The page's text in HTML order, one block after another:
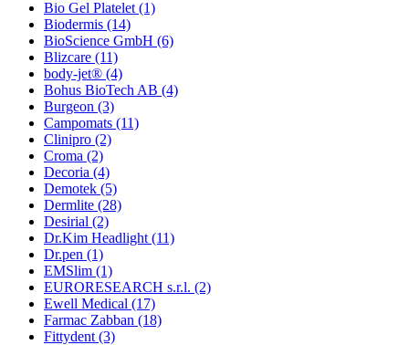
Bio Gel Platelet (1)
Biodermis (14)
BioScience GmbH (6)
Blizcare (11)
body-jet® (4)
Bohus BioTech AB (4)
Burgeon (3)
Campomats (11)
Clinipro (2)
Croma (2)
Decoria (4)
Demotek (5)
Dermlite (28)
Desirial (2)
Dr.Kim Headlight (11)
Dr.pen (1)
EMSlim (1)
EURORESEARCH s.r.l. (2)
Ewell Medical (17)
Farmac Zabban (18)
Fittydent (3)